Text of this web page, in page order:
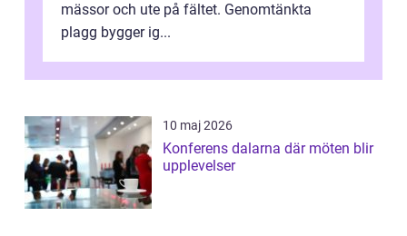
mässor och ute på fältet. Genomtänkta
plagg bygger ig...
10 maj 2026
Konferens dalarna där möten blir
upplevelser